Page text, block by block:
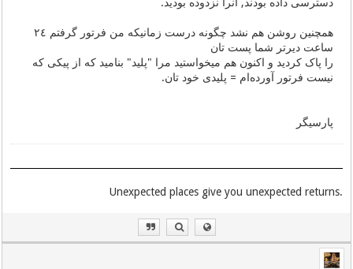
همچنین روشن هم نشد چگونه درست زمانیکه من فرتور گرفتم ٢٤
ساعت دیرتر شما پست تان
را پاک کردید و اکنون هم میخواستید مرا "پلید" بنامید که از پیکی که
نیست فرتور آورده‌ام = پلیدی خود تان.
پارسیگر
.Unexpected places give you unexpected returns